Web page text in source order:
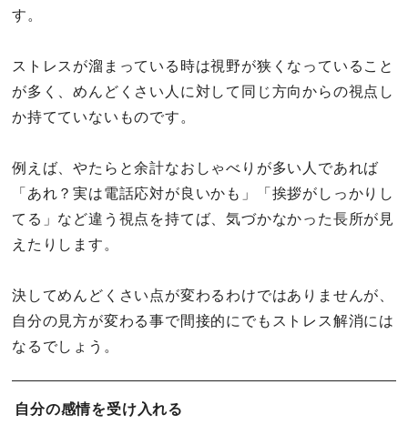
す。
ストレスが溜まっている時は視野が狭くなっていること
が多く、めんどくさい人に対して同じ方向からの視点し
か持てていないものです。
例えば、やたらと余計なおしゃべりが多い人であれば
「あれ？実は電話応対が良いかも」「挨拶がしっかりし
てる」など違う視点を持てば、気づかなかった長所が見
えたりします。
決してめんどくさい点が変わるわけではありませんが、
自分の見方が変わる事で間接的にでもストレス解消には
なるでしょう。
自分の感情を受け入れる